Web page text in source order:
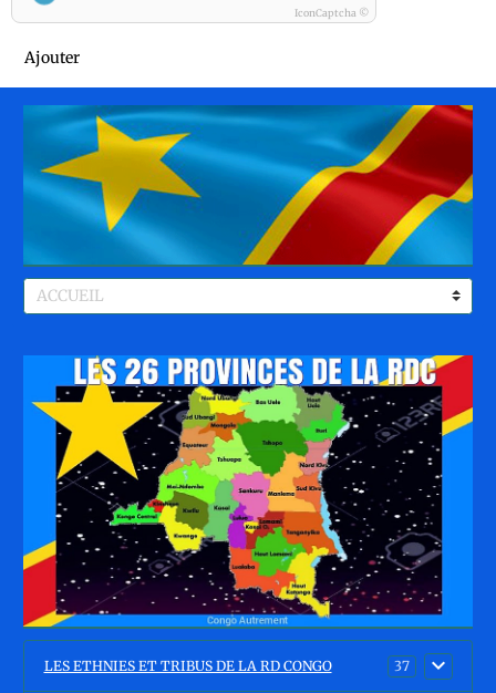
IconCaptcha ©
Ajouter
LES ETHNIES ET TRIBUS DE LA RD CONGO 37